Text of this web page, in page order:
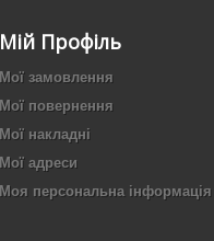
Мій Профіль
Мої замовлення
Мої повернення
Мої накладні
Мої адреси
Моя персональна інформація